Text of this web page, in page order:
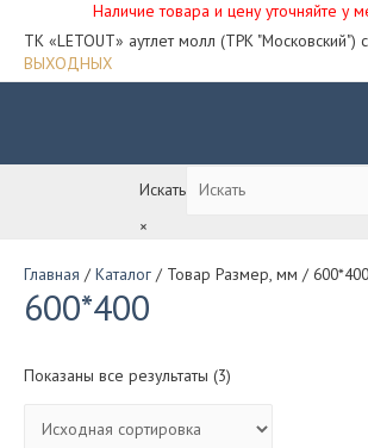
Наличие товара и цену уточняйте у
ТК «LETOUT» аутлет молл (ТРК "Московский")
ВЫХОДНЫХ
Искать
×
Главная / Каталог / Товар Размер, мм / 600*400
600*400
Показаны все результаты (3)